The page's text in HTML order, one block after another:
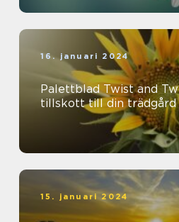
16. januari 2024
Palettblad Twist and
tillskott till din trädgård
15. januari 2024